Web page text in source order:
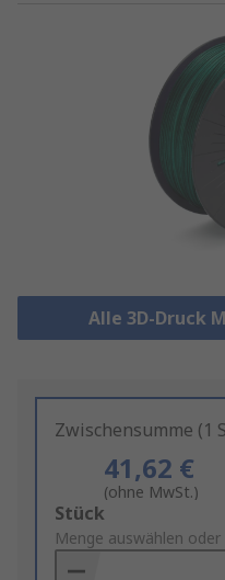
Alle 3D-Druck
Zwischensumme (1
41,62 €
(ohne MwSt.)
Add
to
Basket
Stück
Menge auswählen oder